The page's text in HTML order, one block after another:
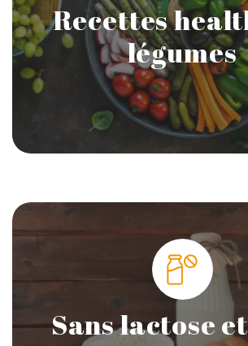
Recettes
légumes
Sans lactose